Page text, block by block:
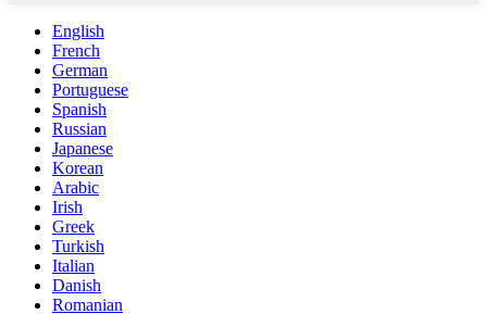
English
French
German
Portuguese
Spanish
Russian
Japanese
Korean
Arabic
Irish
Greek
Turkish
Italian
Danish
Romanian